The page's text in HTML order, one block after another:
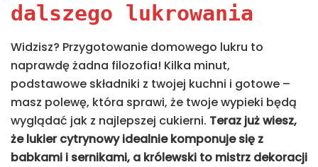
dalszego lukrowania
Widzisz? Przygotowanie domowego lukru to
naprawdę żadna filozofia! Kilka minut,
podstawowe składniki z twojej kuchni i gotowe –
masz polewę, która sprawi, że twoje wypieki będą
wyglądać jak z najlepszej cukierni. Teraz już wiesz,
że lukier cytrynowy idealnie komponuje się z
babkami i sernikami, a królewski to mistrz dekoracji